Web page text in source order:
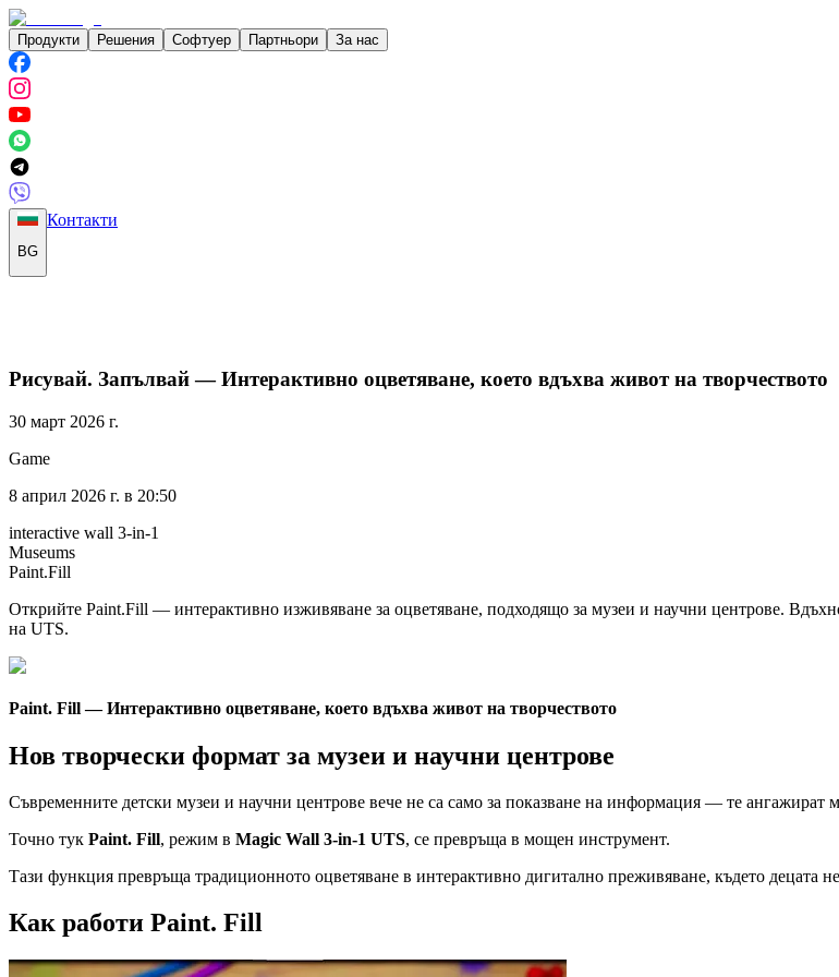
Продукти Решения Софтуер Партньори За нас
BG
Контакти
Рисувай. Запълвай — Интерактивно оцветяване, което вдъхва живот на творчеството
30 март 2026 г.
Game
8 април 2026 г. в 20:50
interactive wall 3-in-1
Museums
Paint.Fill
Открийте Paint.Fill — интерактивно изживяване за оцветяване, подходящо за музеи и научни центрове.
на UTS.
Paint. Fill — Интерактивно оцветяване, което вдъхва живот на творчеството
Нов творчески формат за музеи и научни центрове
Съвременните детски музеи и научни центрове вече не са само за показване на информация — те ангажират
Точно тук Paint. Fill, режим в Magic Wall 3-in-1 UTS, се превръща в мощен инструмент.
Тази функция превръща традиционното оцветяване в интерактивно дигитално преживяване, където децата
Как работи Paint. Fill